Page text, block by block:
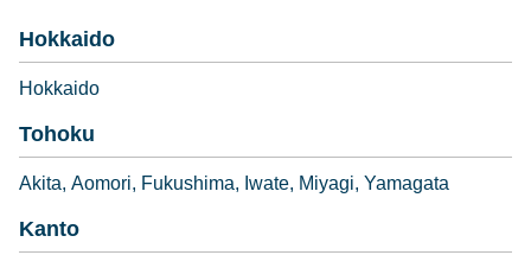
Hokkaido
Hokkaido
Tohoku
Akita Aomori Fukushima Iwate Miyagi Yamagata
Kanto